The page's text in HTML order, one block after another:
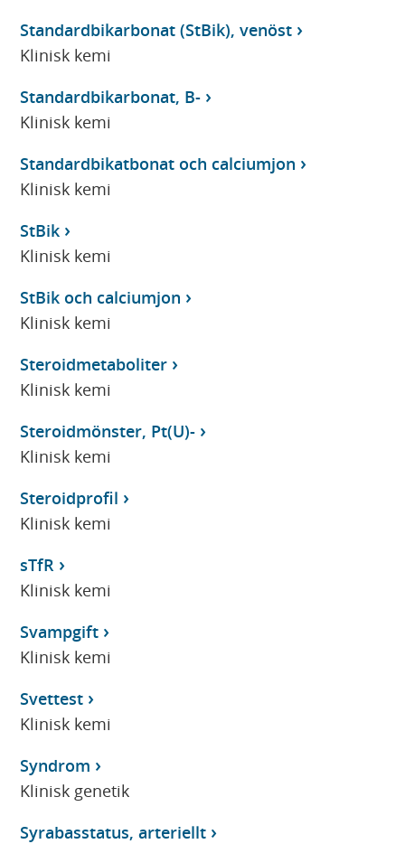
Standardbikarbonat (StBik), venöst
Klinisk kemi
Standardbikarbonat, B-
Klinisk kemi
Standardbikatbonat och calciumjon
Klinisk kemi
StBik
Klinisk kemi
StBik och calciumjon
Klinisk kemi
Steroidmetaboliter
Klinisk kemi
Steroidmönster, Pt(U)-
Klinisk kemi
Steroidprofil
Klinisk kemi
sTfR
Klinisk kemi
Svampgift
Klinisk kemi
Svettest
Klinisk kemi
Syndrom
Klinisk genetik
Syrabasstatus, arteriellt